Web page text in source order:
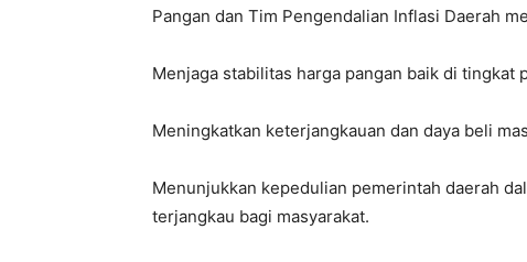
Pangan dan Tim Pengendalian Inflasi Daerah
Menjaga stabilitas harga pangan baik di tingkat
Meningkatkan keterjangkauan dan daya beli
Menunjukkan kepedulian pemerintah daerah
terjangkau bagi masyarakat.